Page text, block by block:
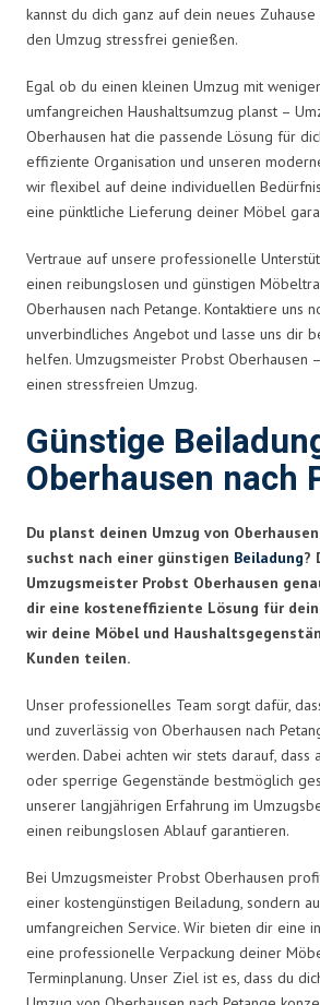
kannst du dich ganz auf dein neues
den Umzug stressfrei genießen.
Egal ob du einen kleinen Umzug mit
umfangreichen Haushaltsumzug planst –
Oberhausen hat die passende Lösung für
effiziente Organisation und unseren
wir flexibel auf deine individuellen
eine pünktliche Lieferung deiner Möbel
Vertraue auf unsere professionelle
einen reibungslosen und günstigen
Oberhausen nach Petange. Kontaktiere uns
unverbindliches Angebot und lasse uns dir
helfen. Umzugsmeister Probst Oberhausen
einen stressfreien Umzug.
Günstige
Oberhausen nach
Du planst deinen Umzug von
suchst nach einer günstigen Beiladung?
Umzugsmeister Probst Oberhausen
dir eine kosteneffiziente Lösung für
wir deine Möbel und
Kunden teilen.
Unser professionelles Team sorgt dafür,
und zuverlässig von Oberhausen nach
werden. Dabei achten wir stets darauf, dass
oder sperrige Gegenstände bestmöglich
unserer langjährigen Erfahrung im
einen reibungslosen Ablauf garantieren.
Bei Umzugsmeister Probst Oberhausen
einer kostengünstigen Beiladung, sondern
umfangreichen Service. Wir bieten dir eine
eine professionelle Verpackung deiner
Terminplanung. Unser Ziel ist es, dass du